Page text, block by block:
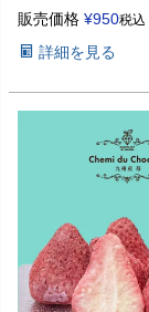
販売価格 ¥950税込
詳細を見る